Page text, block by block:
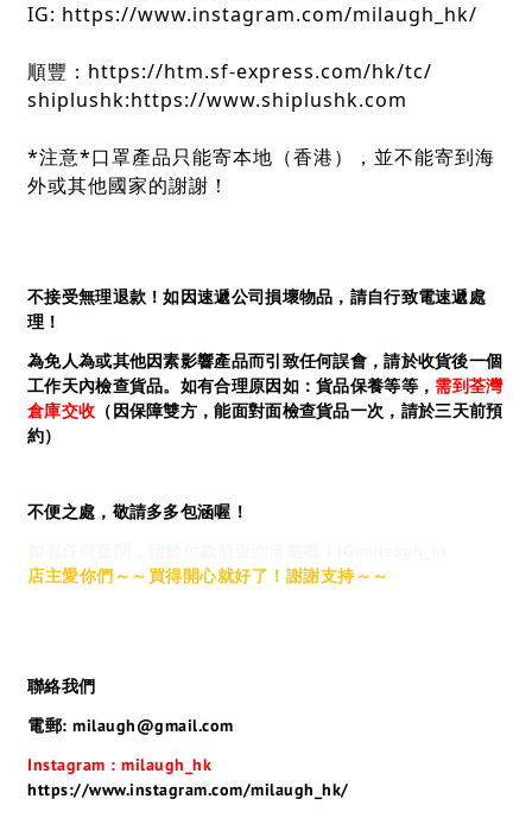
IG: https://www.instagram.com/milaugh_hk/
順豐：https://htm.sf-express.com/hk/tc/
shiplushk:https://www.shiplushk.com
*注意*口罩產品只能寄本地（香港），並不能寄到海
外或其他國家的謝謝！
不接受無理退款！如因速遞公司損壞物品，請自行致電速遞處
理！
為免人為或其他因素影響產品而引致任何誤會，請於收貨後一個
工作天內檢查貨品。如有合理原因如：貨品保養等等， 需到荃灣
倉庫交收 （因保障雙方，能面對面檢查貨品一次，請於三天前預
約）
不便之處，敬請多多包涵喔！
店主愛你們～～買得開心就好了！謝謝支持～～
聯絡我們
電郵: milaugh@gmail.com
Instagram : milaugh_hk
https://www.instagram.com/milaugh_hk/